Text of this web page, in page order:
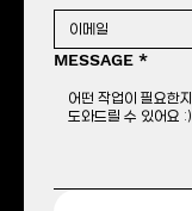
MESSAGE *